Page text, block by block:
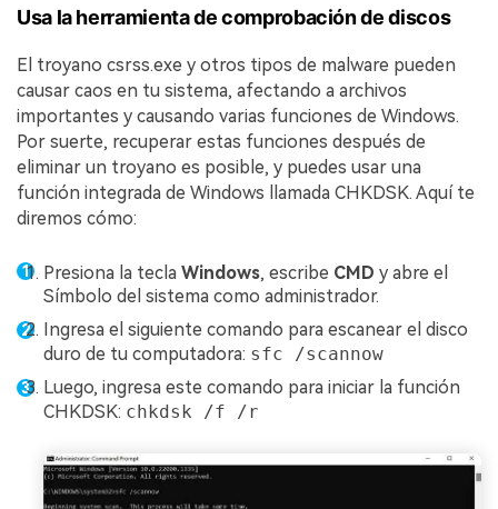
Usa la herramienta de comprobación de discos
El troyano csrss.exe y otros tipos de malware pueden
causar caos en tu sistema, afectando a archivos
importantes y causando varias funciones de Windows.
Por suerte, recuperar estas funciones después de
eliminar un troyano es posible, y puedes usar una
función integrada de Windows llamada CHKDSK. Aquí te
diremos cómo:
Presiona la tecla Windows, escribe CMD y abre el
Símbolo del sistema como administrador.
Ingresa el siguiente comando para escanear el disco
duro de tu computadora: sfc /scannow
Luego, ingresa este comando para iniciar la función
CHKDSK: chkdsk /f /r